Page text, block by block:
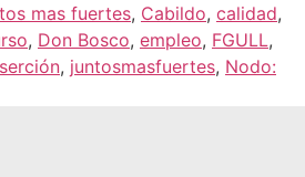
mas fuertes, Cabildo, calidad,
, Don Bosco, empleo, FGULL,
, juntosmasfuertes, Nodo: